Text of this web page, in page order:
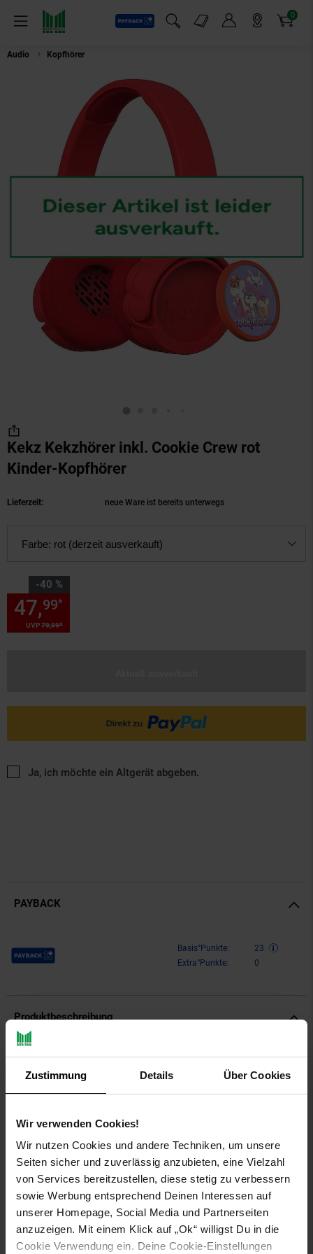
Zustimmung Details Über Cookies
Wir verwenden Cookies!
Wir nutzen Cookies und andere Techniken, um unsere
Seiten sicher und zuverlässig anzubieten, eine Vielzahl
von Services bereitzustellen, diese stetig zu verbessern
sowie Werbung entsprechend Deinen Interessen auf
unserer Homepage, Social Media und Partnerseiten
anzuzeigen. Mit einem Klick auf „Ok“ willigst Du in die
Cookie Verwendung ein. Deine Cookie-Einstellungen
Menü
Payback
Suchfeld einblenden
Markt-Angebote 0
Artikel
Audio Kopfhörer
Kekz Kekzhörer inkl. Cookie Crew rot
Kinder-Kopfhörer
Lieferzeit: neue Ware ist bereits unterwegs
Farbe: rot (derzeit ausverkauft)
-40 %
Sie Sparen 40 Prozent,
UVP79,99*
47,99*
Ja, ich möchte ein Altgerät abgeben.
PAYBACK
Payback Punkte Basis°Punkte:
23
Extra°Punkte:
0
Produktbeschreibung
Eltern wissen, wie wichtig es ist, den Kids Zugang zu Medien
zu bieten, die sowohl unterhaltsam als auch sicher sind. Die
Kekz Kekzhörer schützen nicht nur die Ohren Ihrer Kleinen,
kombinieren spielerisches Lernen mit sicherem Audio-Genuss.
Der Kekz Kekzhörer verwendet ein innovatives Click & Play
System, das es Kindern ermöglicht, ihre Kopfhörer einfach mit
speziellen Audio-Chips zu verwenden. Jeder Chip ist ein
Schlüssel zu neuen Abenteuern, ob es sich um fesselnde
Hörspiele oder lehrreiche Inhalte handelt. Ihre Kinder können
selbstständig zwischen den verschiedenen Chips wählen und
so die Inhalte genießen, die sie am meisten ansprechen.